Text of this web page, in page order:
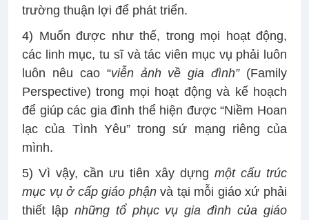
trường thuận lợi để phát triển.
4) Muốn được như thế, trong mọi hoạt động,
các linh mục, tu sĩ và tác viên mục vụ phải luôn
luôn nêu cao “viễn ảnh về gia đình” (Family
Perspective) trong mọi hoạt động và kế hoạch
để giúp các gia đình thể hiện được “Niềm Hoan
lạc của Tình Yêu” trong sứ mạng riêng của
mình.
5) Vì vậy, cần ưu tiên xây dựng một cấu trúc
mục vụ ở cấp giáo phận và tại mỗi giáo xứ phải
thiết lập những tổ phục vụ gia đình của giáo